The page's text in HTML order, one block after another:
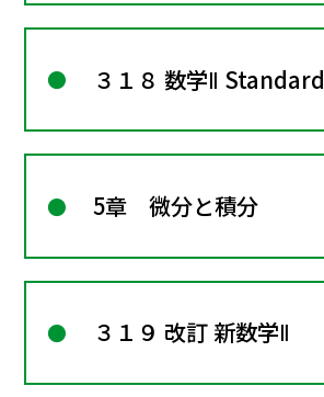
３１８ 数学Ⅱ Standard
5章 微分と積分
３１９ 改訂 新数学Ⅱ